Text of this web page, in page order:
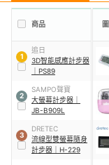
商品
1
追日
3D智能感應計步器
PS89
2
SAMPO聲寶
大螢幕計步器
JB-B909L
3
DRETEC
流線型雙螢幕隨身
計步器
H-229